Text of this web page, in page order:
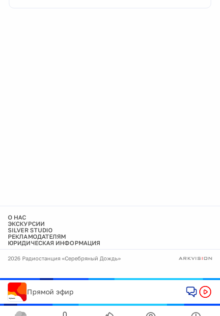
О НАС
ЭКСКУРСИИ
SILVER STUDIO
РЕКЛАМОДАТЕЛЯМ
ЮРИДИЧЕСКАЯ ИНФОРМАЦИЯ
2026 Радиостанция «Серебряный Дождь»
Прямой эфир